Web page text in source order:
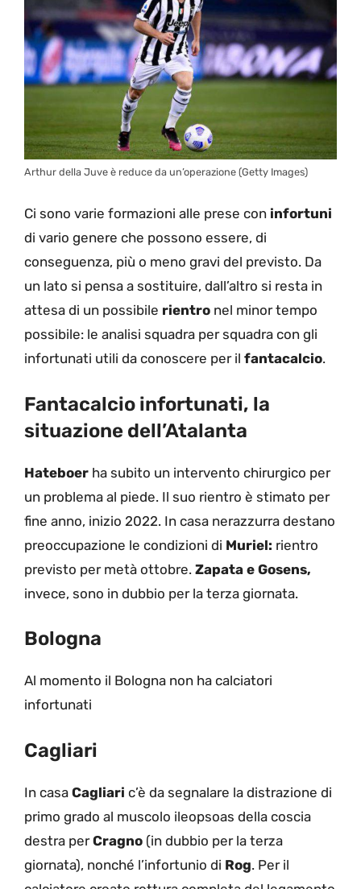
Arthur della Juve è reduce da un’operazione (Getty Images)
Ci sono varie formazioni alle prese con infortuni
di vario genere che possono essere, di
conseguenza, più o meno gravi del previsto. Da
un lato si pensa a sostituire, dall’altro si resta in
attesa di un possibile rientro nel minor tempo
possibile: le analisi squadra per squadra con gli
infortunati utili da conoscere per il fantacalcio.
Fantacalcio infortunati, la
situazione dell’Atalanta
Hateboer ha subito un intervento chirurgico per
un problema al piede. Il suo rientro è stimato per
fine anno, inizio 2022. In casa nerazzurra destano
preoccupazione le condizioni di Muriel: rientro
previsto per metà ottobre. Zapata e Gosens,
invece, sono in dubbio per la terza giornata.
Bologna
Al momento il Bologna non ha calciatori
infortunati
Cagliari
In casa Cagliari c’è da segnalare la distrazione di
primo grado al muscolo ileopsoas della coscia
destra perCragno (in dubbio per la terza
giornata), nonché l’infortunio di Rog. Per il